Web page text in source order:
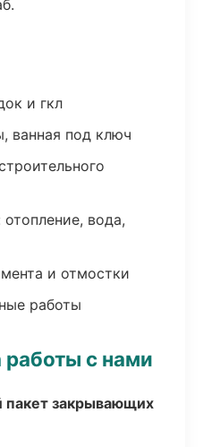
и гкл
ванная под ключ
вода,
и отмостки
работы
с нами
пакет закрывающих